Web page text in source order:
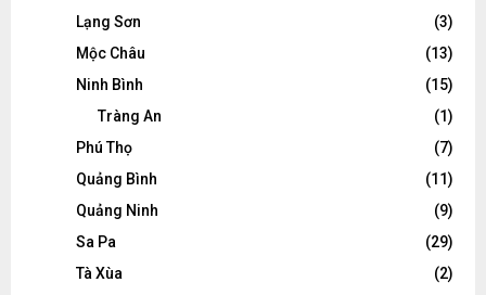
Lạng Sơn
(3)
Mộc Châu
(13)
Ninh Bình
(15)
Tràng An
(1)
Phú Thọ
(7)
Quảng Bình
(11)
Quảng Ninh
(9)
Sa Pa
(29)
Tà Xùa
(2)